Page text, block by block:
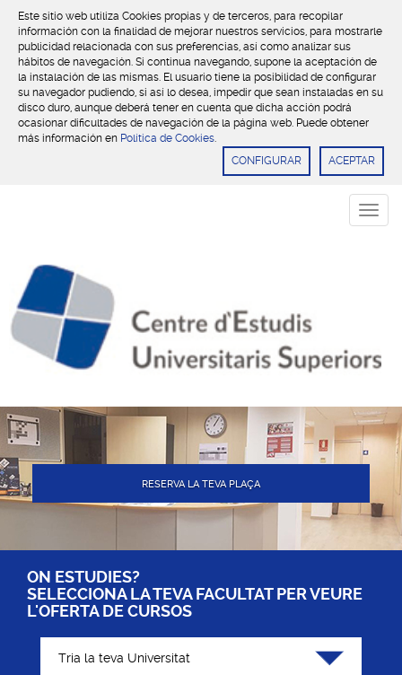
Este sitio web utiliza Cookies propias y de terceros, para recopilar
información con la finalidad de mejorar nuestros servicios, para mostrarle
publicidad relacionada con sus preferencias, así como analizar sus
hábitos de navegación. Si continua navegando, supone la aceptación de
la instalación de las mismas. El usuario tiene la posibilidad de configurar
su navegador pudiendo, si así lo desea, impedir que sean instaladas en su
disco duro, aunque deberá tener en cuenta que dicha acción podrá
ocasionar dificultades de navegación de la página web. Puede obtener
más información en Política de Cookies.
ACEPTAR
CONFIGURAR
RESERVA LA TEVA PLAÇA
ON ESTUDIES?
SELECCIONA LA TEVA FACULTAT PER VEURE
L'OFERTA DE CURSOS